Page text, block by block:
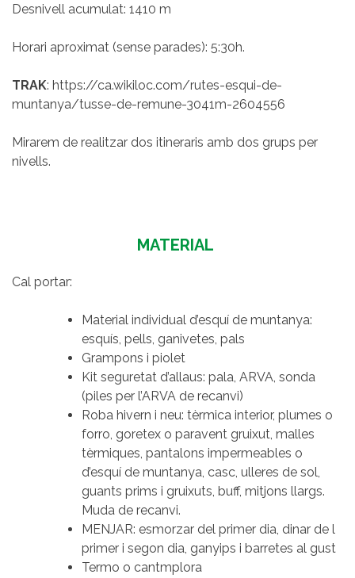
Desnivell acumulat: 1410 m
Horari aproximat (sense parades): 5:30h.
TRAK: https://ca.wikiloc.com/rutes-esqui-de-
muntanya/tusse-de-remune-3041m-2604556
Mirarem de realitzar dos itineraris amb dos grups per
nivells.
MATERIAL
Cal portar:
Material individual d’esquí de muntanya:
esquís, pells, ganivetes, pals
Grampons i piolet
Kit seguretat d’allaus: pala, ARVA, sonda
(piles per l’ARVA de recanvi)
Roba hivern i neu: tèrmica interior, plumes o
forro, goretex o paravent gruixut, malles
tèrmiques, pantalons impermeables o
d’esquí de muntanya, casc, ulleres de sol,
guants prims i gruixuts, buff, mitjons llargs.
Muda de recanvi.
MENJAR: esmorzar del primer dia, dinar de l
primer i segon dia, ganyips i barretes al gust
Termo o cantmplora